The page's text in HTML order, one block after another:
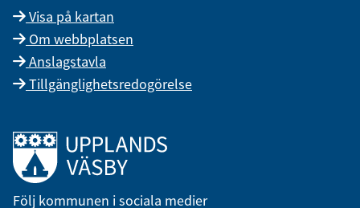
Visa på kartan
Om webbplatsen
Anslagstavla
Tillgänglighetsredogörelse
Länk till startsidan
Följ kommunen i sociala medier